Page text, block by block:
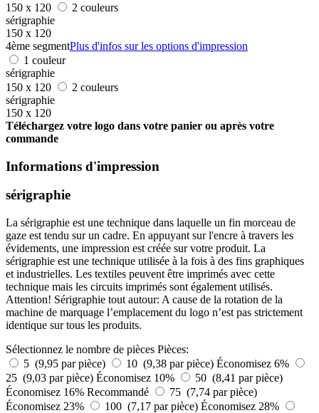
150 x 120
2 couleurs
sérigraphie
150 x 120
4ème segmentPlus d'infos sur les options d'impression
1 couleur
sérigraphie
150 x 120
2 couleurs
sérigraphie
150 x 120
Téléchargez votre logo dans votre panier ou après votre
commande
Informations d'impression
sérigraphie
La sérigraphie est une technique dans laquelle un fin morceau de
gaze est tendu sur un cadre. En appuyant sur l'encre à travers les
évidements, une impression est créée sur votre produit. La
sérigraphie est une technique utilisée à la fois à des fins graphiques
et industrielles. Les textiles peuvent être imprimés avec cette
technique mais les circuits imprimés sont également utilisés.
Attention! Sérigraphie tout autour: A cause de la rotation de la
machine de marquage l’emplacement du logo n’est pas strictement
identique sur tous les produits.
Sélectionnez le nombre de pièces Pièces:
5 (9,95 par pièce)
10 (9,38 par pièce) Économisez 6%
25 (9,03 par pièce) Économisez 10%
50 (8,41 par pièce)
Économisez 16% Recommandé
75 (7,74 par pièce)
Économisez 23%
100 (7,17 par pièce) Économisez 28%